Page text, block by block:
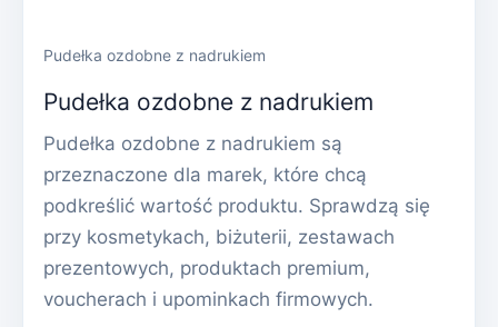
Pudełka ozdobne z nadrukiem
Pudełka ozdobne z nadrukiem
Pudełka ozdobne z nadrukiem są
przeznaczone dla marek, które chcą
podkreślić wartość produktu. Sprawdzą się
przy kosmetykach, biżuterii, zestawach
prezentowych, produktach premium,
voucherach i upominkach firmowych.